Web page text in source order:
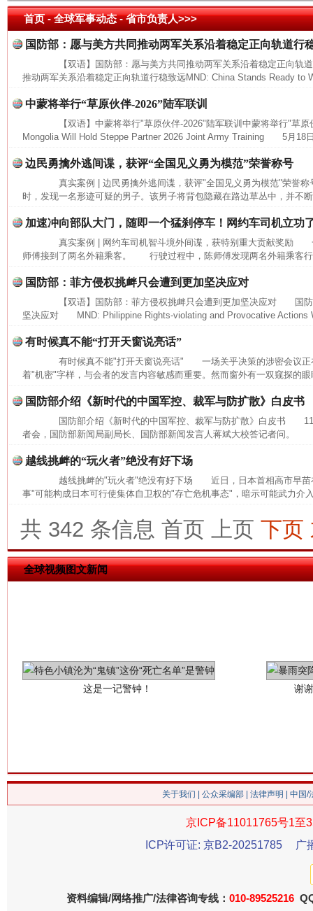
首页- 全球军事动态 -省市负责人>>>
国防部：愿与美方共同推动两军关系沿着稳定正向轨道行
【双语】国防部：愿与美方共同推动两军关系沿着稳定正向轨
推动两军关系沿着稳定正向轨道行稳致远MND: China Stands Ready to
中蒙将举行“草原伙伴-2026”陆军联训
【双语】中蒙将举行"草原伙伴-2026"陆军联训中蒙将举行"草原
Mongolia Will Hold Steppe Partner 2026 Joint Army Training 5月18
边民勇擒外逃间谍，获评“全国见义勇为模范”荣誉称号
真实案例 | 边民勇擒外逃间谍，获评"全国见义勇为模范"荣誉
时，发现一名形迹可疑的男子。该男子将背包隐藏在路边草丛中，并不
加速冲向部队大门，随即一个猛刹停车！网约车司机立功
真实案例 | 网约车司机智斗境外间谍，获特别重大贡献奖励
师傅接到了两名外籍乘客。 行驶过程中，陈师傅发现两名外籍乘客
国防部：菲方侵权挑衅只会遭到更加坚决应对
【双语】国防部：菲方侵权挑衅只会遭到更加坚决应对 国防
坚决应对 MND: Philippine Rights-violating and Provocative Actions
有时候真不能“打开天窗说亮话”
有时候真不能"打开天窗说亮话" 一场关乎决策的涉密会议正
着"机密"字样，与会者的发言内容敏感而重要。然而窗外有一双窥探的
国防部介绍《新时代的中国军控、裁军与防扩散》白皮书
国防部介绍《新时代的中国军控、裁军与防扩散》白皮书 11
者会，国防部新闻局副局长、国防部新闻发言人蒋斌大校答记者问。
越线挑衅的“玩火者”绝没有好下场
越线挑衅的"玩火者"绝没有好下场 近日，日本首相高市早苗
事"可能构成日本可行使集体自卫权的"存亡危机事态"，暗示可能武力介
共 342 条信息 首页 上页 下页
全球视频图文新闻
网上购药对药下症？
今
关于我们 公众采编部 法律声明 | 中国
京ICP备11011765号1至
ICP许可证: 京B2-20251785
广
资料编辑/网络推广/法律咨询专线： 010-89525216